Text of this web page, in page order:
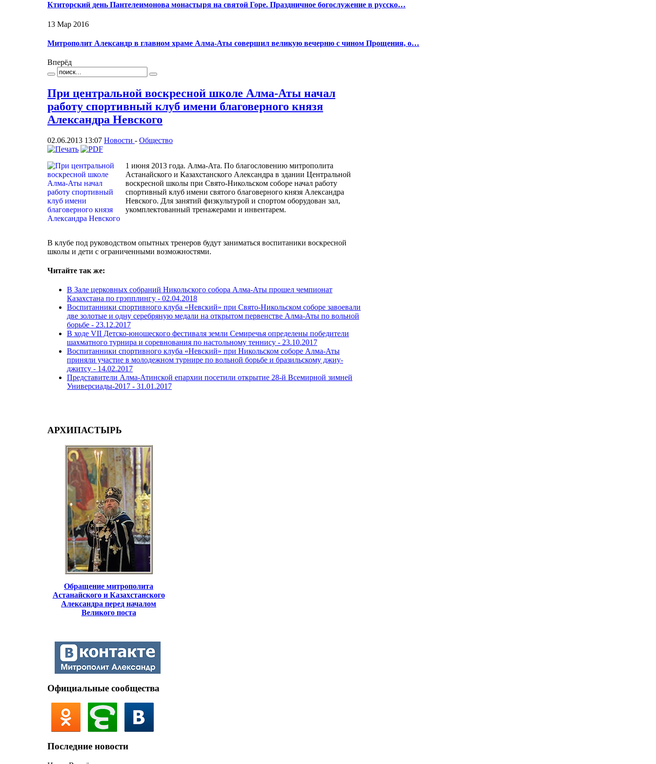
Ктиторский день Пантелеимонова монастыря на святой Горе. Праздничное богослужение в русско…
13 Мар 2016
Митрополит Александр в главном храме Алма-Аты совершил великую вечерню с чином Прощения, о…
Вперёд
При центральной воскресной школе Алма-Аты начал
работу спортивный клуб имени благоверного князя
Александра Невского
02.06.2013 13:07 Новости - Общество
1 июня 2013 года. Алма-Ата. По благословению митрополита
Астанайского и Казахстанского Александра в здании Центральной
воскресной школы при Свято-Никольском соборе начал работу
спортивный клуб имени святого благоверного князя Александра
Невского. Для занятий физкультурой и спортом оборудован зал,
укомплектованный тренажерами и инвентарем.
В клубе под руководством опытных тренеров будут заниматься воспитаники воскресной
школы и дети с ограниченными возможностями.
Читайте так же:
В Зале церковных собраний Никольского собора Алма-Аты прошел чемпионат
Казахстана по грэпплингу - 02.04.2018
Воспитанники спортивного клуба «Невский» при Свято-Никольском соборе завоевали
две золотые и одну серебряную медали на открытом первенстве Алма-Аты по вольной
борьбе - 23.12.2017
В ходе VII Детско-юношеского фестиваля земли Семиречья определены победители
шахматного турнира и соревнования по настольному теннису - 23.10.2017
Воспитанники спортивного клуба «Невский» при Никольском соборе Алма-Аты
приняли участие в молодежном турнире по вольной борьбе и бразильскому джиу-
джитсу - 14.02.2017
Представители Алма-Атинской епархии посетили открытие 28-й Всемирной зимней
Универсиады-2017 - 31.01.2017
АРХИПАСТЫРЬ
Обращение митрополита
Астанайского и Казахстанского
Александра перед началом
Великого поста
Официальные сообщества
Последние новости